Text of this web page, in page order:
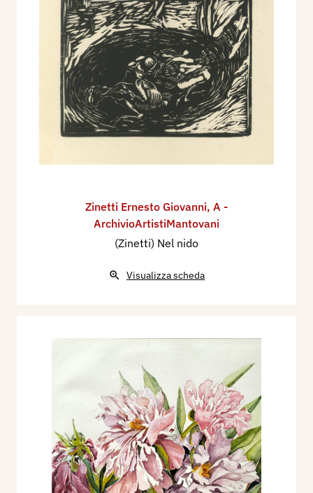
Zinetti Ernesto Giovanni, A -
ArchivioArtistiMantovani
(Zinetti) Nel nido
Visualizza scheda